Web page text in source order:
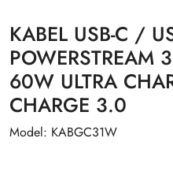
KABEL USB-C /
POWERSTREAM
60W ULTRA
CHARGE 3.0
Model: KABGC31W